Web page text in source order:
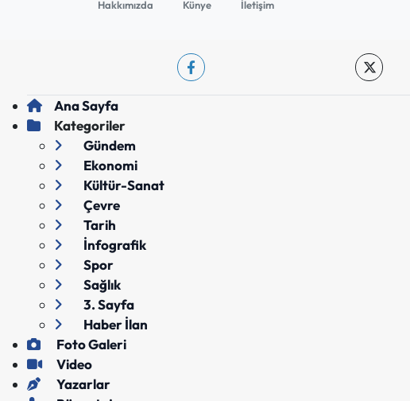
Hakkımızda Künye İletişim
Ana Sayfa
Kategoriler
Gündem
Ekonomi
Kültür-Sanat
Çevre
Tarih
İnfografik
Spor
Sağlık
3. Sayfa
Haber İlan
Foto Galeri
Video
Yazarlar